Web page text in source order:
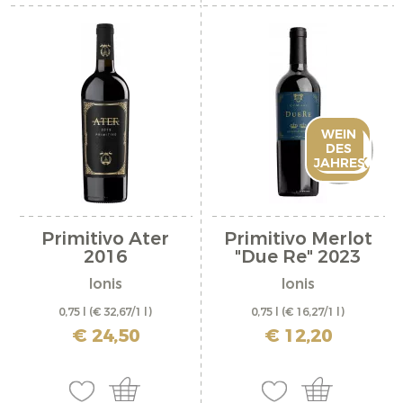
Primitivo Ater
2016
Ionis
0,75 l (€ 32,67/1 l)
inkl. MwSt. zzgl. Versandkosten
€ 24,50
OUT
OF
STOCK
WEIN
DES
JAHRES
Primitivo Merlot
"Due Re" 2023
Ionis
0,75 l (€ 16,27/1 l)
inkl. MwSt. zzgl. Versandkosten
€ 12,20